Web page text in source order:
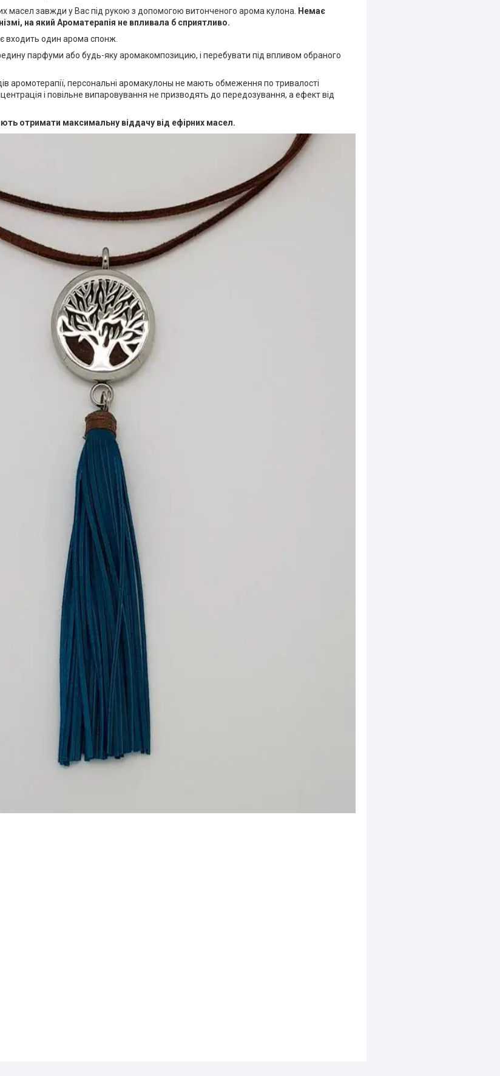
масел завжди у Вас під рукою з допомогою витонченого арома кулона.
Немає
на який Ароматерапія не впливала б сприятливо.
входить один арома спонж.
парфуми або будь-яку аромакомпозицию, і перебувати під впливом обраного
аромотерапії, персональні аромакулоны не мають обмеження по тривалості
і повільне випаровування не призводять до передозування, а ефект від
отримати максимальну віддачу від ефірних масел.